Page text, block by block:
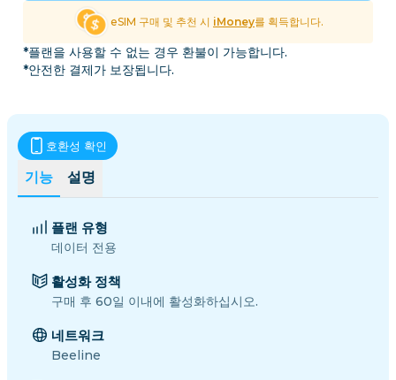
eSIM 구매 및 추천 시 iMoney를 획득합니다.
*플랜을 사용할 수 없는 경우 환불이 가능합니다.
*안전한 결제가 보장됩니다.
기능 설명
호환성 확인
플랜 유형
데이터 전용
활성화 정책
구매 후 60일 이내에 활성화하십시오.
네트워크
Beeline